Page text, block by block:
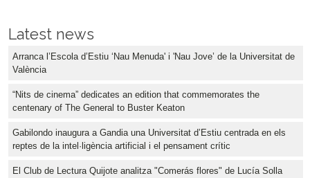
Latest news
Arranca l’Escola d’Estiu ‘Nau Menuda' i 'Nau Jove’ de la Universitat de
València
“Nits de cinema” dedicates an edition that commemorates the
centenary of The General to Buster Keaton
Gabilondo inaugura a Gandia una Universitat d’Estiu centrada en els
reptes de la intel·ligència artificial i el pensament crític
El Club de Lectura Quijote analitza "Comerás flores" de Lucía Solla